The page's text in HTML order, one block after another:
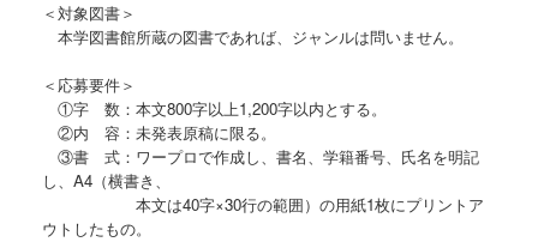
＜対象図書＞
本学図書館所蔵の図書であれば、ジャンルは問いません。
＜応募要件＞
①字 数：本文800字以上1,200字以内とする。
②内 容：未発表原稿に限る。
③書 式：ワープロで作成し、書名、学籍番号、氏名を明記
し、 A4 （横書き、
本文は40字×30行の範囲）の用紙1枚にプリントア
ウトしたもの。